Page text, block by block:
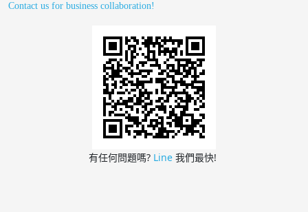
Contact us for business collaboration!
有任何問題嗎? Line 我們最快!